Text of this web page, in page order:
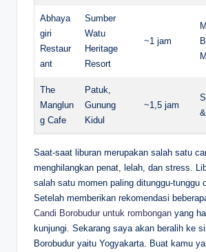
Abhaya
giri
Restaur
ant
Sumber
Watu
Heritage
Resort
~1 jam
The
Manglun
g Cafe
Patuk,
Gunung
Kidul
~1,5 jam
Saat-saat liburan merupakan salah satu
menghilangkan penat, lelah, dan stress.
salah satu momen paling ditunggu-tunggu
Setelah memberikan rekomendasi
Candi Borobudur untuk rombongan yang
kunjungi. Sekarang saya akan beralih ke
Borobudur yaitu Yogyakarta. Buat kamu